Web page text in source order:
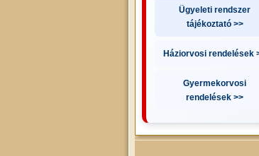
Ügyeleti rendszer
tájékoztató >>
Háziorvosi rendelések
Gyermekorvosi
rendelések >>